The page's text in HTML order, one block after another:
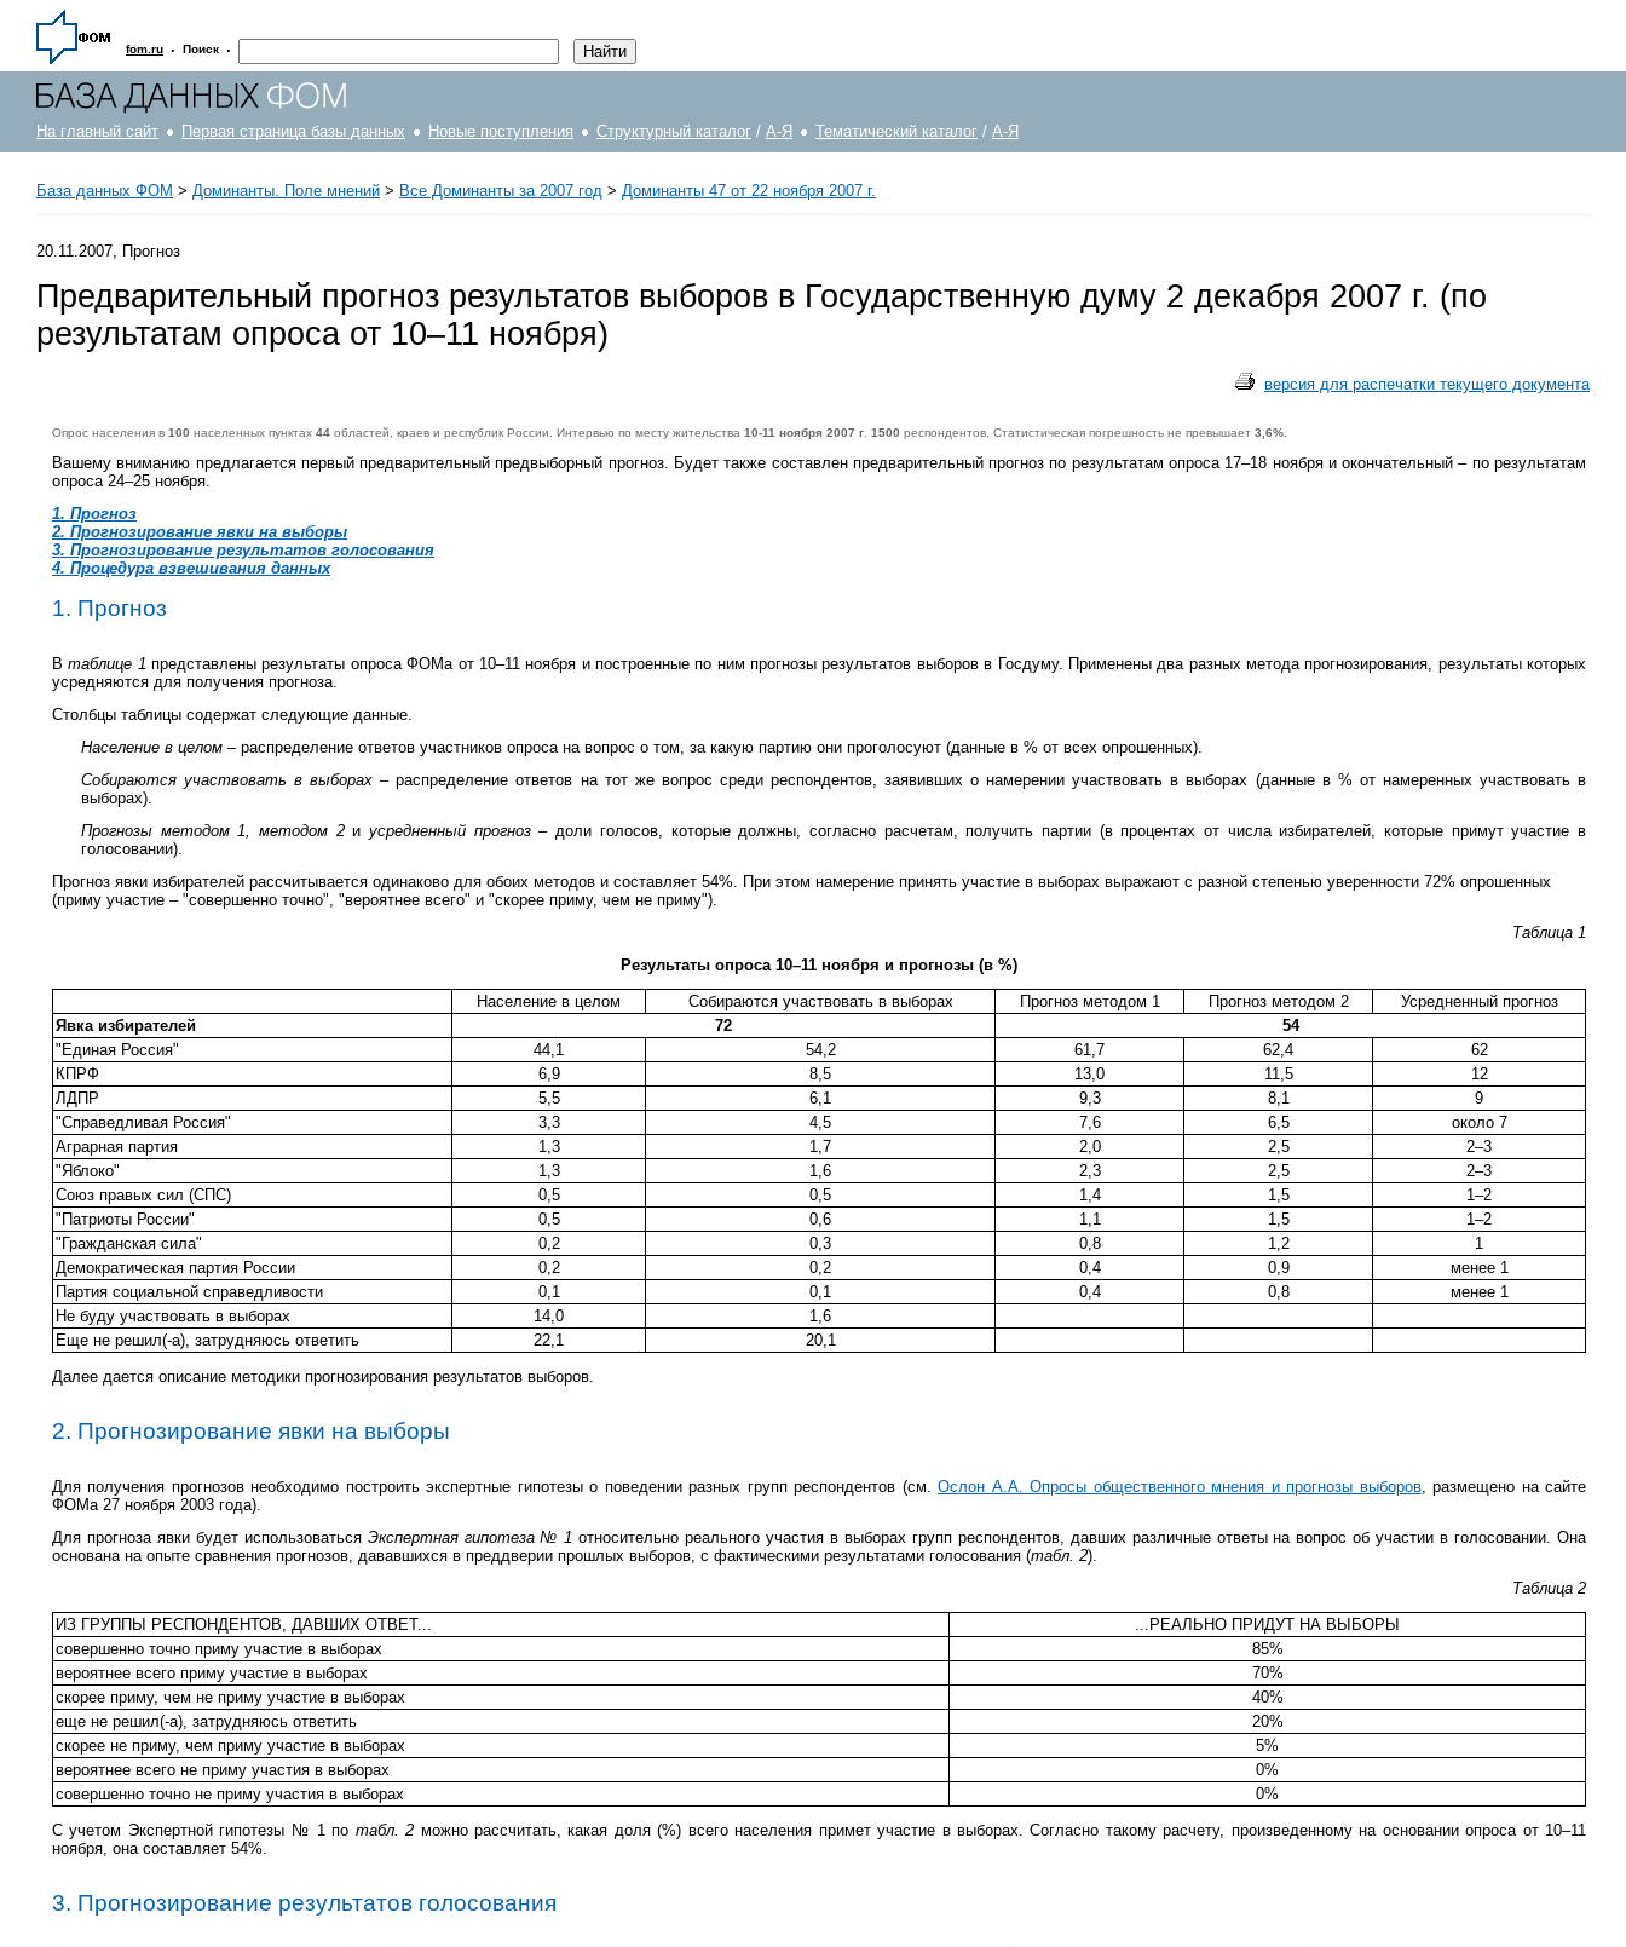
fom.ru · Поиск ·
На главный сайт Первая страница базы данных Новые поступления Структурный каталог / А-Я Тематический каталог / А-Я
База данных ФОМ > Доминанты. Поле мнений > Все Доминанты за 2007 год > Доминанты 47 от 22 ноября 2007 г.
20.11.2007, Прогноз
Предварительный прогноз результатов выборов в Государственную думу 2 декабря 2007 г. (по
результатам опроса от 10–11 ноября)
версия для распечатки текущего документа
Опрос населения в 100 населенных пунктах 44 областей, краев и республик России. Интервью по месту жительства 10-11 ноября 2007 г 1500 респондентов. Статистическая погрешность не превышает 3,6%
Вашему вниманию предлагается первый предварительный предвыборный прогноз. Будет также составлен предварительный прогноз по результатам опроса 17–18 ноября и окончательный – по результатам
опроса 24–25 ноября.
1. Прогноз
2. Прогнозирование явки на выборы
3. Прогнозирование результатов голосования
4. Процедура взвешивания данных
1. Прогноз
Втаблице 1представлены результаты опроса ФОМа от 10–11 ноября и построенные по ним прогнозы результатов выборов в Госдуму. Применены два разных метода прогнозирования, результаты которых
усредняются для получения прогноза.
Столбцы таблицы содержат следующие данные.
Население в целом – распределение ответов участников опроса на вопрос о том, за какую партию они проголосуют (данные в % от всех опрошенных).
Собираются участвовать в выборах– распределение ответов на тот же вопрос среди респондентов, заявивших о намерении участвовать в выборах (данные в % от намеренных участвовать в
выборах).
Прогнозы методом 1, методом 2иусредненный прогноз– доли голосов, которые должны, согласно расчетам, получить партии (в процентах от числа избирателей, которые примут участие в
голосовании).
Прогноз явки избирателей рассчитывается одинаково для обоих методов и составляет 54%. При этом намерение принять участие в выборах выражают с разной степенью уверенности 72% опрошенных
(приму участие – "совершенно точно", "вероятнее всего" и "скорее приму, чем не приму").
Таблица 1
Результаты опроса 10–11 ноября и прогнозы (в %)
Население в целом
Собираются участвовать в выборах Прогноз методом 1 Прогноз методом 2
Усредненный прогноз
Явка избирателей
72
54
"Единая Россия"
44,1 54,2 61,7 62,4
62
КПРФ
6,9 8,5 13,0 11,5
12
ЛДПР
5,5 6,1 9,3 8,1
9
"Справедливая Россия"
3,3 4,5 7,6 6,5
около 7
Аграрная партия
1,3 1,7 2,0 2,5
2–3
"Яблоко"
1,3 1,6 2,3 2,5
2–3
Союз правых сил (СПС)
0,5 0,5 1,4 1,5
1–2
"Патриоты России"
0,5 0,6 1,1 1,5
1–2
"Гражданская сила"
0,2 0,3 0,8 1,2
1
Демократическая партия России
0,2 0,2 0,4 0,9
менее 1
Партия социальной справедливости
0,1 0,1 0,4 0,8
менее 1
Не буду участвовать в выборах
14,0
1,6
Еще не решил(-а), затрудняюсь ответить
22,1
20,1
Далее дается описание методики прогнозирования результатов выборов.
2. Прогнозирование явки на выборы
Для получения прогнозов необходимо построить экспертные гипотезы о поведении разных групп респондентов (см.Ослон А.А. Опросы общественного мнения и прогнозы выборов, размещено на сайте
ФОМа 27 ноября 2003 года).
Для прогноза явки будет использоваться Экспертная гипотеза № 1относительно реального участия в выборах групп респондентов, давших различные ответы на вопрос об участии в голосовании. Она
основана на опыте сравнения прогнозов, дававшихся в преддверии прошлых выборов, с фактическими результатами голосования (табл. 2).
Таблица 2
ИЗ ГРУППЫ РЕСПОНДЕНТОВ, ДАВШИХ ОТВЕТ...
...РЕАЛЬНО ПРИДУТ НА ВЫБОРЫ
совершенно точно приму участие в выборах
85%
вероятнее всего приму участие в выборах
70%
скорее приму, чем не приму участие в выборах
40%
еще не решил(-а), затрудняюсь ответить
20%
скорее не приму, чем приму участие в выборах
5%
вероятнее всего не приму участия в выборах
0%
совершенно точно не приму участия в выборах
0%
С учетом Экспертной гипотезы № 1 по табл. 2 можно рассчитать, какая доля (%) всего населения примет участие в выборах. Согласно такому расчету, произведенному на основании опроса от 10–11
ноября, она составляет 54%.
3. Прогнозирование результатов голосования